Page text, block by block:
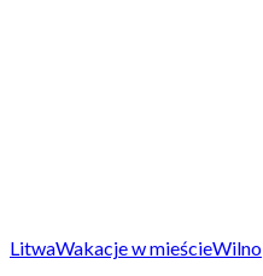
LitwaWakacje w mieścieWilno